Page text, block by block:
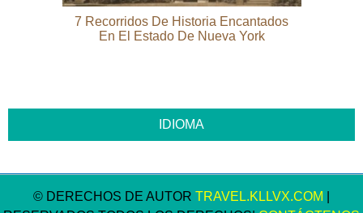
7 Recorridos De Historia Encantados
En El Estado De Nueva York
© DERECHOS DE AUTOR TRAVEL.KLLVX.COM